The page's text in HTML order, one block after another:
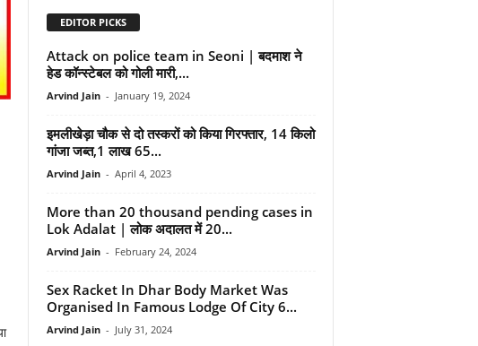
EDITOR PICKS
Attack on police team in Seoni | बदमाश ने
हेड कॉन्स्टेबल को गोली मारी,...
Arvind Jain - January 19, 2024
इमलीखेड़ा चौक से दो तस्करों को किया गिरफ्तार, 14 किलो
गांजा जब्त,1 लाख 65...
Arvind Jain - April 4, 2023
More than 20 thousand pending cases in
Lok Adalat | लोक अदालत में 20...
Arvind Jain - February 24, 2024
Sex Racket In Dhar Body Market Was
Organised In Famous Lodge Of City 6...
Arvind Jain - July 31, 2024